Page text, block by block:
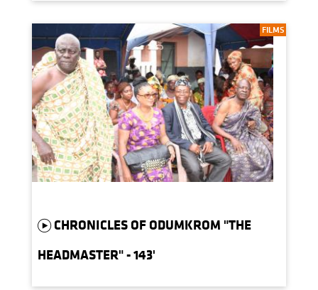
FILMS
CHRONICLES OF ODUMKROM "THE
HEADMASTER" - 143'